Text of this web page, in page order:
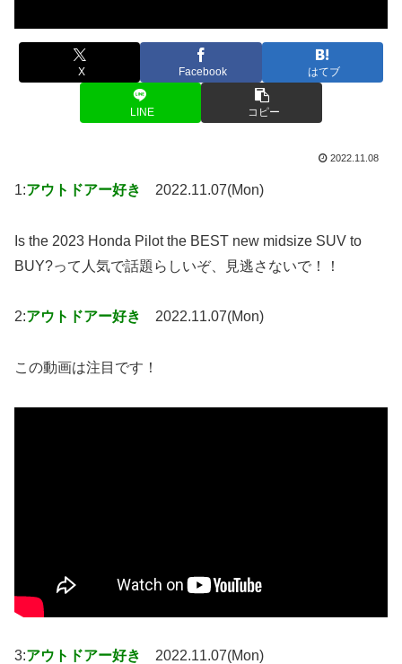
X Facebook はてブ
LINE コピー
2022.11.08
1:アウトドアー好き 2022.11.07(Mon)
Is the 2023 Honda Pilot the BEST new midsize SUV to
BUY?って人気で話題らしいぞ、見逃さないで！！
2:アウトドアー好き 2022.11.07(Mon)
この動画は注目です！
3:アウトドアー好き 2022.11.07(Mon)